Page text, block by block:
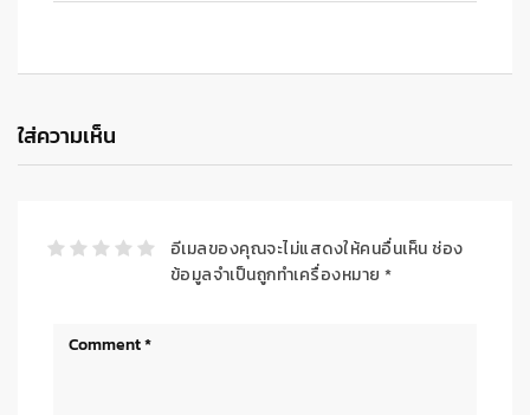
ใส่ความเห็น
อีเมลของคุณจะไม่แสดงให้คนอื่นเห็น ช่อง
ข้อมูลจำเป็นถูกทำเครื่องหมาย *